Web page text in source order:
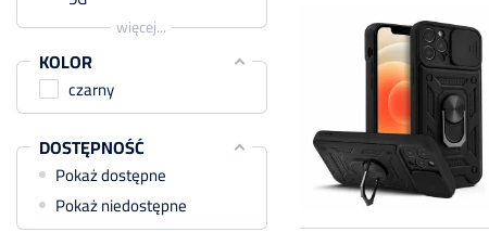
więcej...
KOLOR
czarny
DOSTĘPNOŚĆ
Pokaż dostępne
Pokaż niedostępne